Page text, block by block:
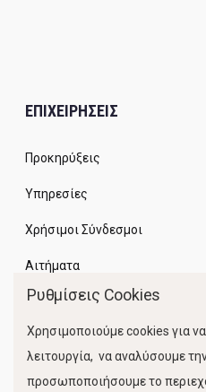
ΕΠΙΧΕΙΡΗΣΕΙΣ
Προκηρύξεις
Υπηρεσίες
Χρήσιμοι Σύνδεσμοι
Αιτήματα
Ρυθμίσεις Cookies
Χρησιμοποιούμε cookies για
λειτουργία, να αναλύσουμε
προσωποποιήσουμε το